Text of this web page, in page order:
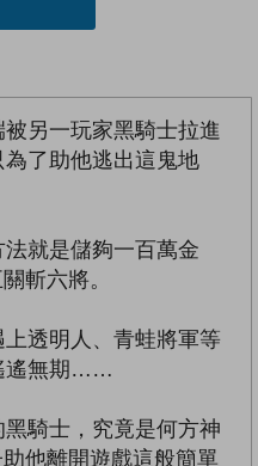
另一玩家黑騎士拉進
了助他逃出這鬼地
就是儲夠一百萬金
斬六將。
透明人、青蛙將軍等
遙無期……
騎士，究竟是何方神
他離開遊戲這般簡單